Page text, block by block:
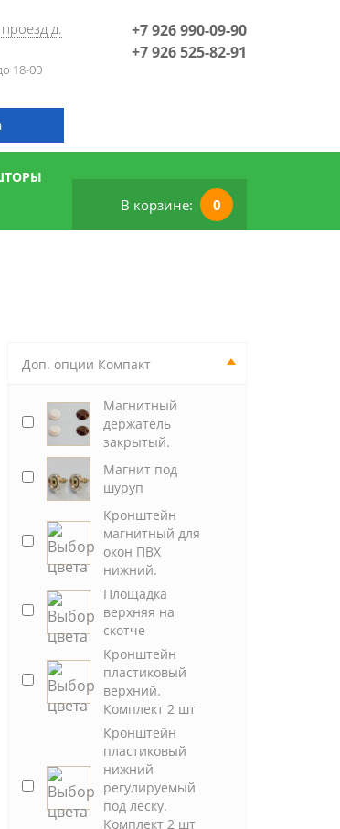
д.
18-00
+7 926 990-09-90
+7 926 525-82-91
В корзине: 0
Доп. опции Компакт
Магнитный
держатель
закрытый.
Магнит под
шуруп
Кронштейн
магнитный для
окон ПВХ
нижний.
Площадка
верхняя на
скотче
Кронштейн
пластиковый
верхний.
Комплект 2 шт
Кронштейн
пластиковый
нижний
регулируемый
под леску.
Комплект 2 шт